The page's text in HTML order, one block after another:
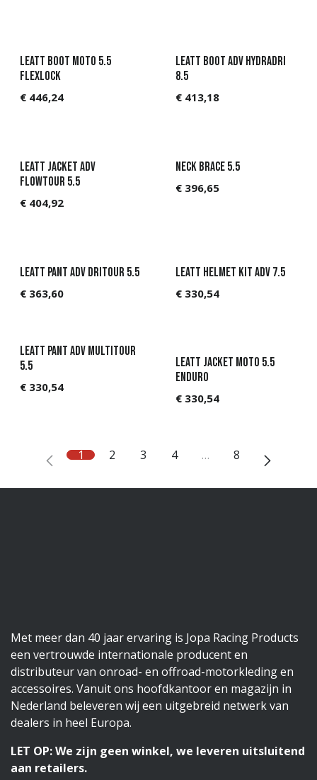
Leatt Boot Moto 5.5
Flexlock
€ 446,24
Leatt Boot ADV HydraDri
8.5
€ 413,18
Leatt Jacket ADV
FlowTour 5.5
€ 404,92
Neck Brace 5.5
€ 396,65
Leatt Pant ADV DriTour 5.5
€ 363,60
Leatt Helmet Kit ADV 7.5
€ 330,54
Leatt Pant ADV MultiTour
5.5
€ 330,54
Leatt Jacket Moto 5.5
Enduro
€ 330,54
1 2 3 4 … 8
Met meer dan 40 jaar ervaring is Jopa Racing Products
een vertrouwde internationale producent en
distributeur van onroad- en offroad-motorkleding en
accessoires. Vanuit ons hoofdkantoor en magazijn in
Nederland beleveren wij een uitgebreid netwerk van
dealers in heel Europa.
LET OP: We zijn geen winkel, we leveren uitsluitend
aan retailers.